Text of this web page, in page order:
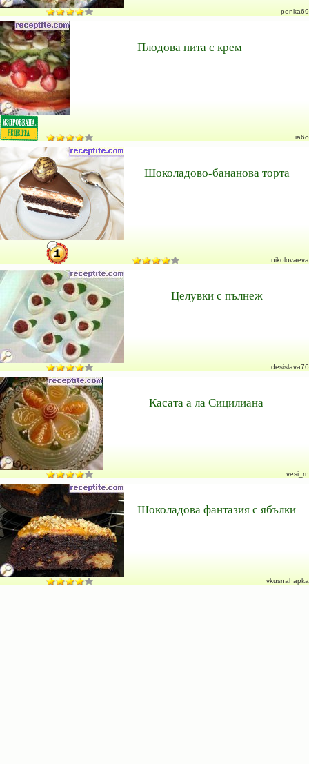
penka69
Плодова пита с крем
ia6o
Шоколадово-бананова торта
nikolovaeva
Целувки с пълнеж
desislava76
Касата а ла Сицилиана
vesi_rn
Шоколадова фантазия с ябълки
vkusnahapka